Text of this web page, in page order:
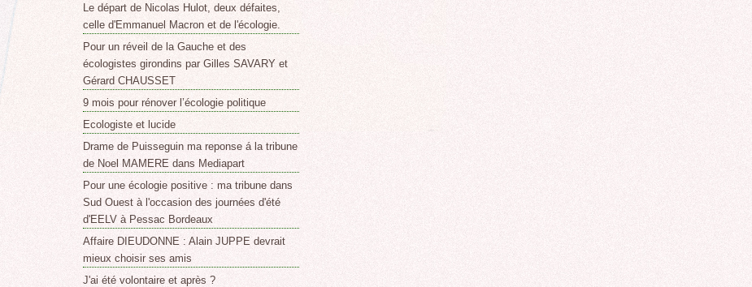
Le départ de Nicolas Hulot, deux défaites,
celle d'Emmanuel Macron et de l'écologie.
Pour un réveil de la Gauche et des
écologistes girondins par Gilles SAVARY et
Gérard CHAUSSET
9 mois pour rénover l’écologie politique
Ecologiste et lucide
Drame de Puisseguin ma reponse á la tribune
de Noel MAMERE dans Mediapart
Pour une écologie positive : ma tribune dans
Sud Ouest à l'occasion des journées d'été
d'EELV à Pessac Bordeaux
Affaire DIEUDONNE : Alain JUPPE devrait
mieux choisir ses amis
J'ai été volontaire et après ?